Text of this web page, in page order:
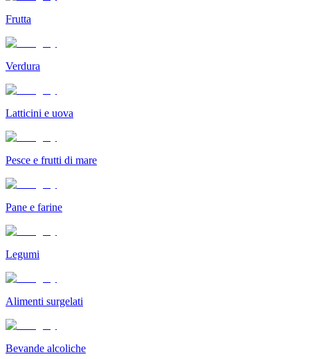
Frutta
Verdura
Latticini e uova
Pesce e frutti di mare
Pane e farine
Legumi
Alimenti surgelati
Bevande alcoliche